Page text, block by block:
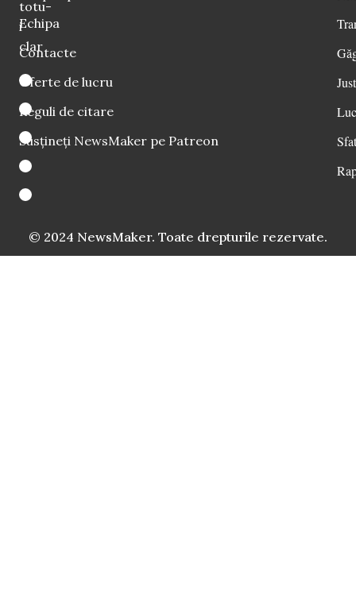
totu-
i
clar
Echipa
Contacte
Oferte de lucru
Reguli de citare
Susțineți NewsMaker pe Patreon
© 2024 NewsMaker. Toate drepturile rezervate.